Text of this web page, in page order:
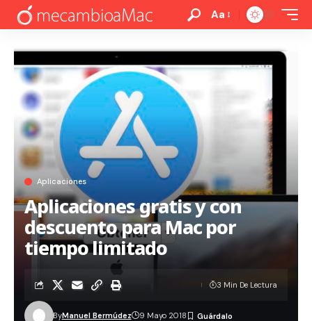
Aa
Aplicaciones
Aplicaciones gratis y con
descuento para Mac por
tiempo limitado
ByManuel Bermúdez 9 Mayo 2018
3 Min De Lectura